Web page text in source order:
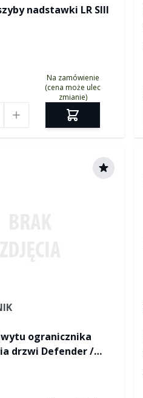
nadstawki LR SIII
Na zamówienie
(cena może ulec
zmianie)
ogranicznika
drzwi Defender /